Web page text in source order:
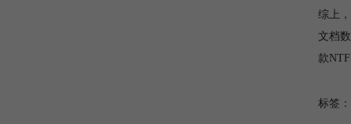
综上
文档
款
标签：